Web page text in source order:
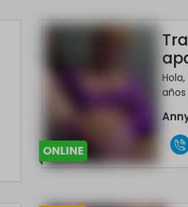
ONLINE
años